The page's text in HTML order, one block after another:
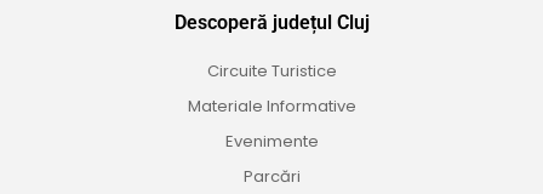
Descoperă județul Cluj
Circuite Turistice
Materiale Informative
Evenimente
Parcări